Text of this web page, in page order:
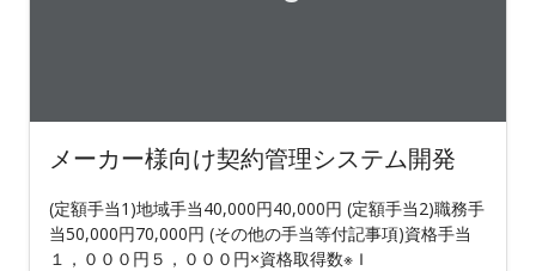
メーカー様向け契約管理システム開発
(定額手当1)地域手当40,000円40,000円 (定額手当2)職務手
当50,000円70,000円 (その他の手当等付記事項)資格手当
１，０００円５，０００円×資格取得数※Ｉ